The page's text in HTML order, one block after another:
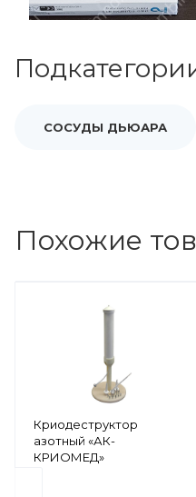
СОСУДЫ ДЬЮАРА
Похожие
Криодеструктор
азотный «АК-
КРИОМЕД»